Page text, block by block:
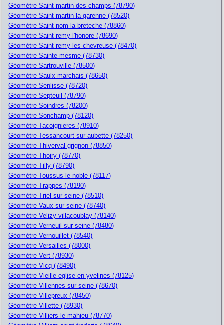
Géomètre Saint-martin-des-champs (78790)
Géomètre Saint-martin-la-garenne (78520)
Géomètre Saint-nom-la-breteche (78860)
Géomètre Saint-remy-l'honore (78690)
Géomètre Saint-remy-les-chevreuse (78470)
Géomètre Sainte-mesme (78730)
Géomètre Sartrouville (78500)
Géomètre Saulx-marchais (78650)
Géomètre Senlisse (78720)
Géomètre Septeuil (78790)
Géomètre Soindres (78200)
Géomètre Sonchamp (78120)
Géomètre Tacoignieres (78910)
Géomètre Tessancourt-sur-aubette (78250)
Géomètre Thiverval-grignon (78850)
Géomètre Thoiry (78770)
Géomètre Tilly (78790)
Géomètre Toussus-le-noble (78117)
Géomètre Trappes (78190)
Géomètre Triel-sur-seine (78510)
Géomètre Vaux-sur-seine (78740)
Géomètre Velizy-villacoublay (78140)
Géomètre Verneuil-sur-seine (78480)
Géomètre Vernouillet (78540)
Géomètre Versailles (78000)
Géomètre Vert (78930)
Géomètre Vicq (78490)
Géomètre Vieille-eglise-en-yvelines (78125)
Géomètre Villennes-sur-seine (78670)
Géomètre Villepreux (78450)
Géomètre Villette (78930)
Géomètre Villiers-le-mahieu (78770)